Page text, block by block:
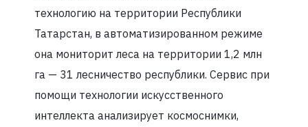
технологию на территории Республики
Татарстан, в автоматизированном режиме
она мониторит леса на территории 1,2 млн
га — 31 лесничество республики. Сервис при
помощи технологии искусственного
интеллекта анализирует космоснимки,